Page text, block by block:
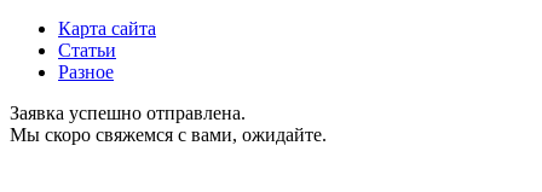
Карта сайта
Статьи
Разное
Заявка успешно отправлена.
Мы скоро свяжемся с вами, ожидайте.